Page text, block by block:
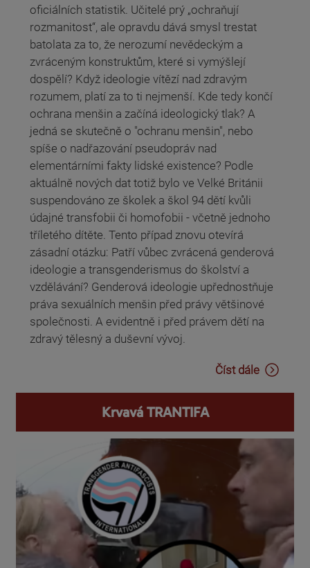
oficiálních statistik. Učitelé prý „ochraňují
rozmanitost“, ale opravdu dává smysl trestat
batolata za to, že nerozumí nevědeckým a
zvráceným konstruktům, které si vymýšlejí
dospělí? Když ideologie vítězí nad zdravým
rozumem, platí za to ti nejmenší. Kde tedy končí
ochrana menšin a začíná ideologický tlak? A
jedná se skutečně o "ochranu menšin", nebo
spíše o nadřazování pseudopráv nad
elementárními fakty lidské existence? Podle
aktuálně nových dat totiž bylo ve Velké Británii
suspendováno ze školek a škol 94 dětí kvůli
údajné transfobii či homofobii - včetně jednoho
tříletého dítěte. Tento případ znovu otevírá
zásadní otázku: Patří vůbec zvrácená genderová
ideologie a transgenderismus do školství a
vzdělávání? Genderová ideologie upřednostňuje
práva sexuálních menšin před právy většinové
společnosti. A evidentně i před právem dětí na
zdravý tělesný a duševní vývoj.
Číst dále
Krvavá TRANTIFA